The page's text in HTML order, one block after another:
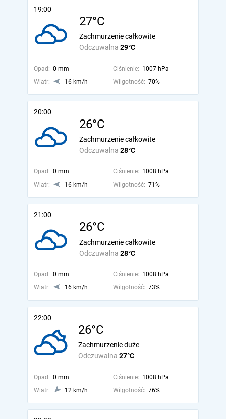
19:00
27°C
Odczuwalna 29°C
Zachmurzenie całkowite
Opad: 0 mm Ciśnienie: 1007 hPa
Wiatr:
16 km/h Wilgotność: 70%
20:00
26°C
Odczuwalna 28°C
Zachmurzenie całkowite
Opad: 0 mm Ciśnienie: 1008 hPa
Wiatr:
16 km/h Wilgotność: 71%
21:00
26°C
Odczuwalna 28°C
Zachmurzenie całkowite
Opad: 0 mm Ciśnienie: 1008 hPa
Wiatr:
16 km/h Wilgotność: 73%
22:00
26°C
Odczuwalna 27°C
Zachmurzenie duże
Opad: 0 mm Ciśnienie: 1008 hPa
Wiatr:
12 km/h Wilgotność: 76%